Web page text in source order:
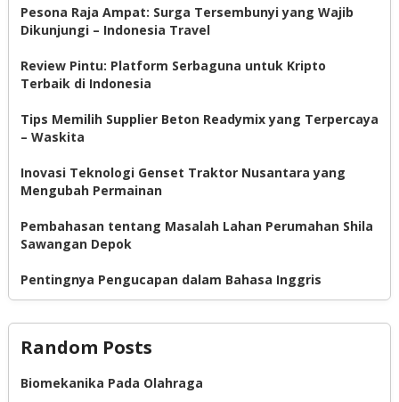
Pesona Raja Ampat: Surga Tersembunyi yang Wajib
Dikunjungi – Indonesia Travel
Review Pintu: Platform Serbaguna untuk Kripto
Terbaik di Indonesia
Tips Memilih Supplier Beton Readymix yang Terpercaya
– Waskita
Inovasi Teknologi Genset Traktor Nusantara yang
Mengubah Permainan
Pembahasan tentang Masalah Lahan Perumahan Shila
Sawangan Depok
Pentingnya Pengucapan dalam Bahasa Inggris
Random Posts
Biomekanika Pada Olahraga